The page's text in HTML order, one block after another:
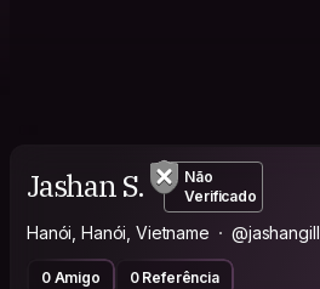
Jashan S.
Não
Verificado
Hanói, Hanói, Vietname @jashangill
0 Amigo 0 Referência